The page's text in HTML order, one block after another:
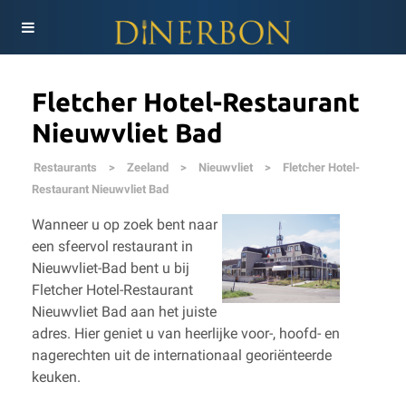
Fletcher Hotel-Restaurant
Nieuwvliet Bad
Restaurants > Zeeland > Nieuwvliet >
Fletcher Hotel-
Restaurant Nieuwvliet Bad
Wanneer u op zoek bent naar
een sfeervol restaurant in
Nieuwvliet-Bad bent u bij
Fletcher Hotel-Restaurant
Nieuwvliet Bad aan het juiste
adres. Hier geniet u van heerlijke voor-, hoofd- en
nagerechten uit de internationaal georiënteerde
keuken.